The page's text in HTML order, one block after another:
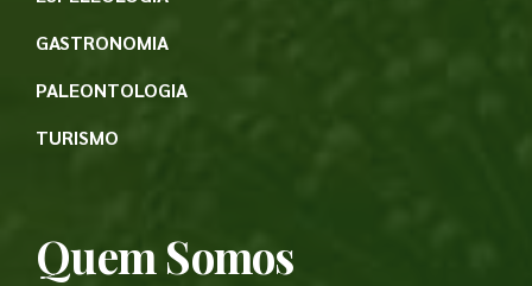
GASTRONOMIA
PALEONTOLOGIA
TURISMO
Quem Somos